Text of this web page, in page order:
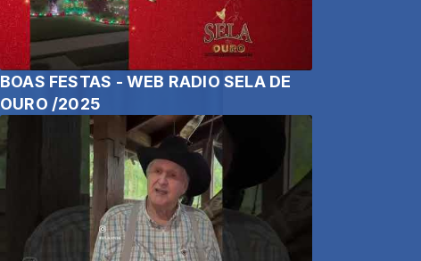
BOAS FESTAS - WEB RADIO SELA DE
OURO /2025